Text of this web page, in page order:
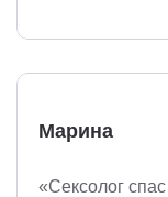
Марина
«Сексолог